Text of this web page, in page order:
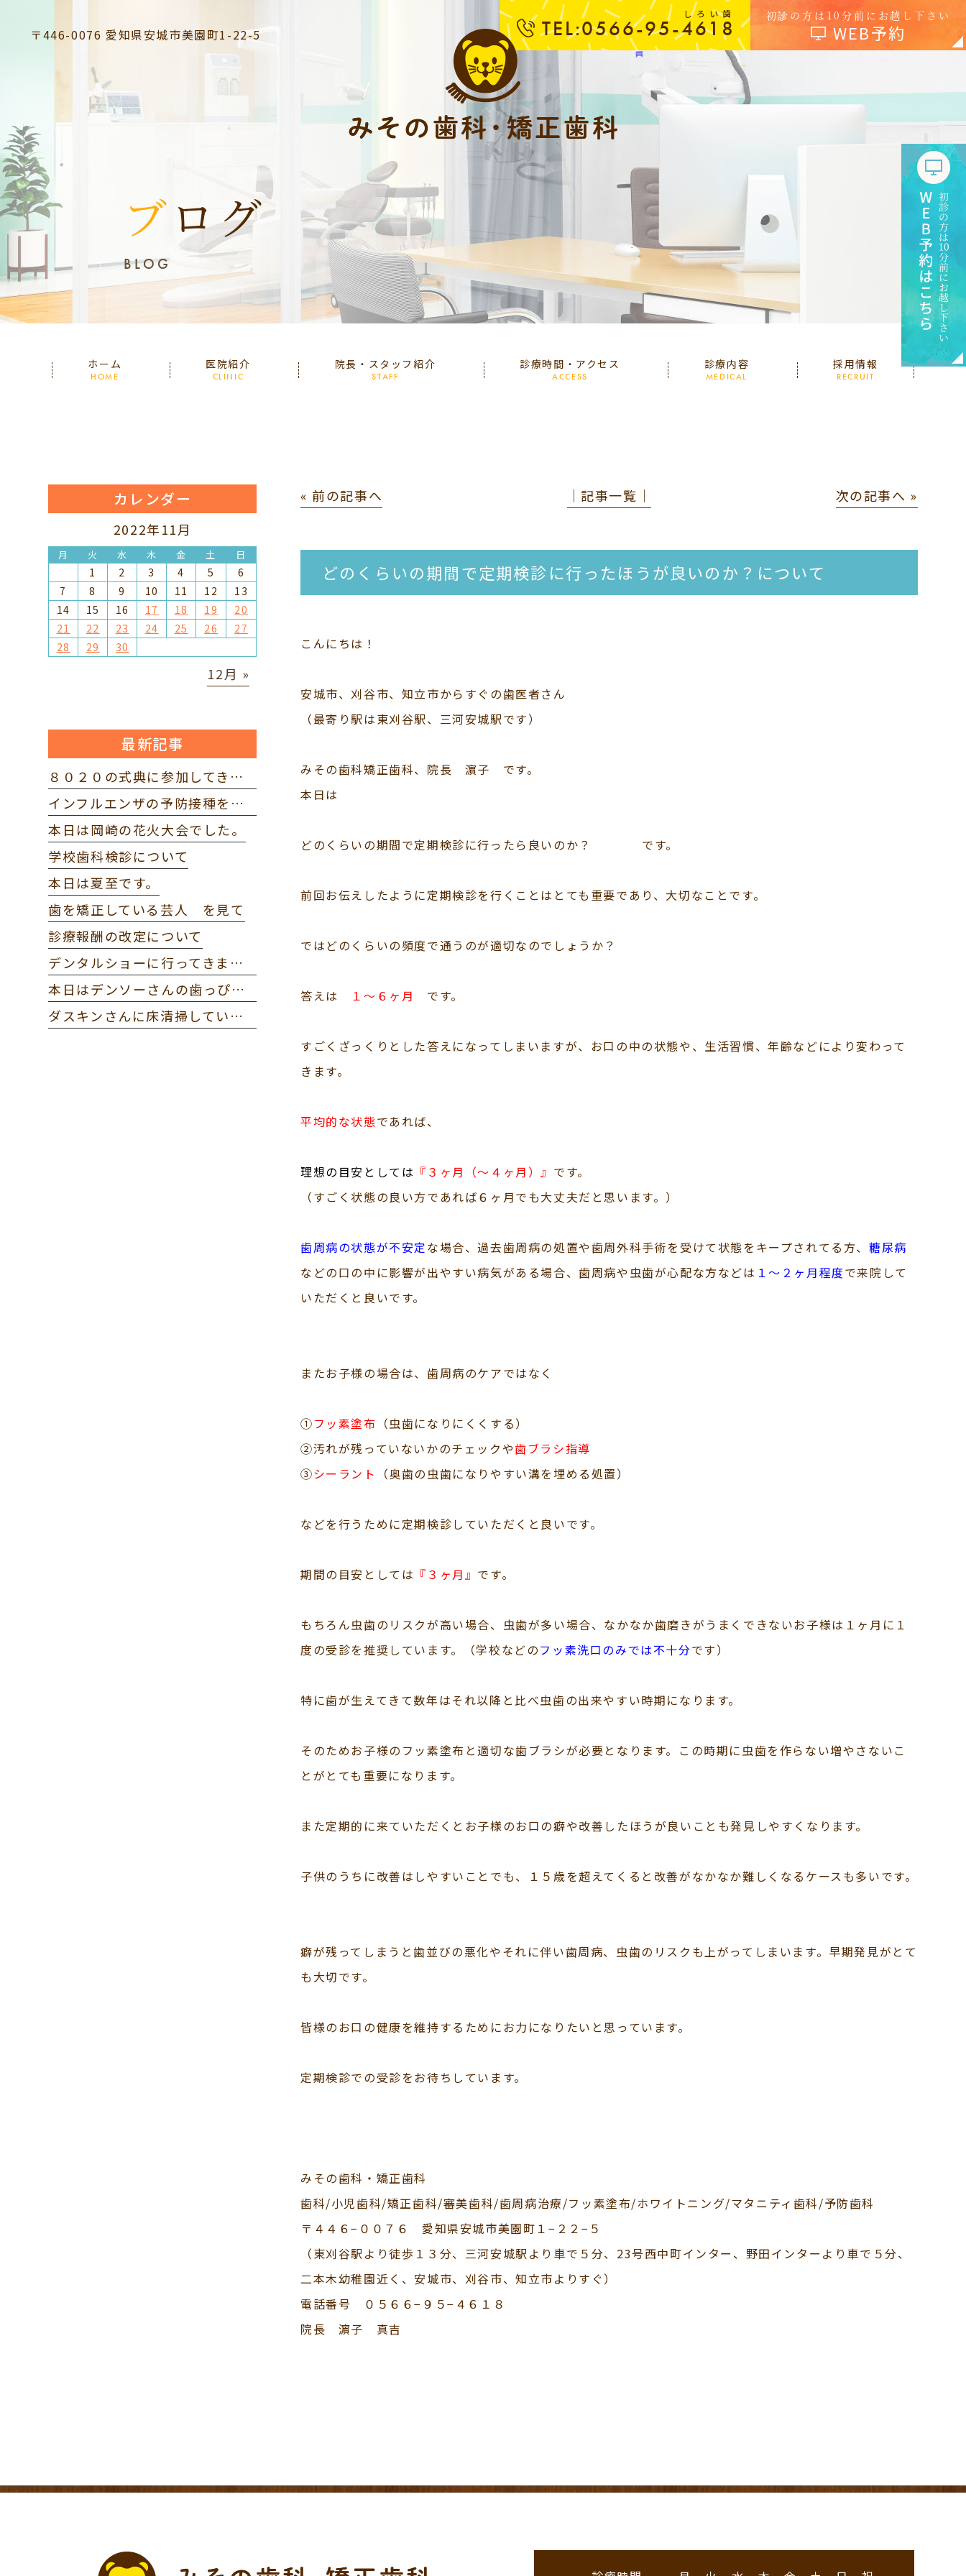
〒446-0076 愛知県安城市美園町1-22-5
しろい歯
TEL:0566-95-4618
初診の方は10分前にお越し下さい
WEB予約
ブログ
BLOG
ホーム
HOME
医院紹介
CLINIC
院長・スタッフ紹介
STAFF
診療時間・アクセス
ACCESS
診療内容
MEDICAL
採用情報
RECRUIT
« 前の記事へ │記事一覧│ 次の記事へ »
どのくらいの期間で定期検診に行ったほうが良いのか？について
こんにちは！
安城市、刈谷市、知立市からすぐの歯医者さん
（最寄り駅は東刈谷駅、三河安城駅です）
みその歯科矯正歯科、院長 濵子 です。
本日は
どのくらいの期間で定期検診に行ったら良いのか？ です。
前回お伝えしたように定期検診を行くことはとても重要であり、大切なことです。
ではどのくらいの頻度で通うのが適切なのでしょうか？
答えは １〜６ヶ月 です。
すごくざっくりとした答えになってしまいますが、お口の中の状態や、生活習慣、年齢などにより変わって
きます。
平均的な状態であれば、
理想の目安としては 『３ヶ月（〜４ヶ月）』 です。
（すごく状態の良い方であれば６ヶ月でも大丈夫だと思います。）
歯周病の状態が不安定な場合、過去歯周病の処置や歯周外科手術を受けて状態をキープされてる方、 糖尿病
などの口の中に影響が出やすい病気がある場合、歯周病や虫歯が心配な方などは １〜２ヶ月程度で来院して
いただくと良いです。
またお子様の場合は、歯周病のケアではなく
①フッ素塗布 （虫歯になりにくくする）
②汚れが残っていないかのチェックや歯ブラシ指導
③シーラント （奥歯の虫歯になりやすい溝を埋める処置）
などを行うために定期検診していただくと良いです。
期間の目安としては 『３ヶ月』 です。
もちろん虫歯のリスクが高い場合、虫歯が多い場合、なかなか歯磨きがうまくできないお子様は１ヶ月に１
度の受診を推奨しています。（学校などのフッ素洗口のみでは不十分です）
特に歯が生えてきて数年はそれ以降と比べ虫歯の出来やすい時期になります。
そのためお子様のフッ素塗布と適切な歯ブラシが必要となります。この時期に虫歯を作らない増やさないこ
とがとても重要になります。
また定期的に来ていただくとお子様のお口の癖や改善したほうが良いことも発見しやすくなります。
子供のうちに改善はしやすいことでも、１５歳を超えてくると改善がなかなか難しくなるケースも多いです。
癖が残ってしまうと歯並びの悪化やそれに伴い歯周病、虫歯のリスクも上がってしまいます。早期発見がとて
も大切です。
皆様のお口の健康を維持するためにお力になりたいと思っています。
定期検診での受診をお待ちしています。
みその歯科・矯正歯科
歯科/小児歯科/矯正歯科/審美歯科/歯周病治療/フッ素塗布/ホワイトニング/マタニティ歯科/予防歯科
〒４４６−００７６ 愛知県安城市美園町１−２２−５
（東刈谷駅より徒歩１３分、三河安城駅より車で５分、23号西中町インター、野田インターより車で５分、
二本木幼稚園近く、安城市、刈谷市、知立市よりすぐ）
電話番号 ０５６６−９５−４６１８
院長 濵子 真吉
カレンダー
2022年11月
月 火 水 木 金 土 日
1 2 3 4 5
6
7
8 9 10 11 12
13
14
15 16 17 18 19
20
21
22 23 24 25 26
27
28
29 30
12月 »
最新記事
８０２０の式典に参加してきました。
インフルエンザの予防接種を打ってきました。
本日は岡崎の花火大会でした。
学校歯科検診について
本日は夏至です。
歯を矯正している芸人 を見て
診療報酬の改定について
デンタルショーに行ってきました。
本日はデンソーさんの歯っぴー健診に参加してきました。
ダスキンさんに床清掃していただきました。